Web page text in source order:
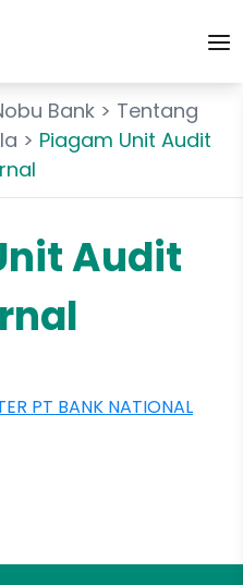
Bank > Tentang
> Piagam Unit Audit
Audit
PT BANK NATIONAL